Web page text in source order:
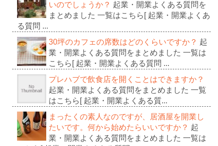
いのでしょうか？ 起業・開業よくある質問を
まとめました 一覧はこちら[ 起業・開業よくあ
る質問 ...
30坪のカフェの席数はどのくらいですか？ 起
業・開業よくある質問をまとめました 一覧は
こちら[ 起業・開業よくある質問 ...
プレハブで飲食店を開くことはできますか？
起業・開業よくある質問をまとめました 一覧
はこちら[ 起業・開業よくある質...
まったくの素人なのですが、居酒屋を開業し
たいです。何から始めたらいいですか？ 起
業・開業よくある質問をまとめました 一覧は